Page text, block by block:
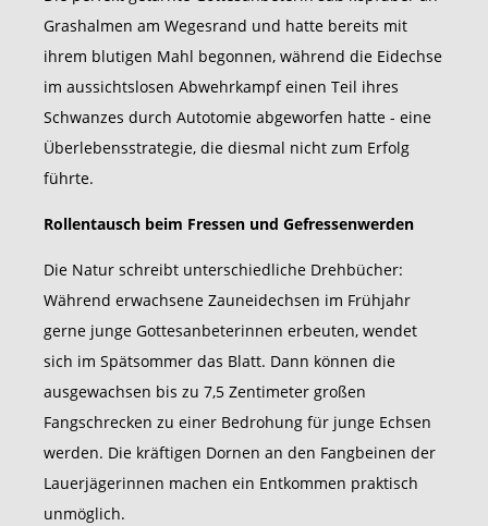
Grashalmen am Wegesrand und hatte bereits mit
ihrem blutigen Mahl begonnen, während die Eidechse
im aussichtslosen Abwehrkampf einen Teil ihres
Schwanzes durch Autotomie abgeworfen hatte - eine
Überlebensstrategie, die diesmal nicht zum Erfolg
führte.
Rollentausch beim Fressen und Gefressenwerden
Die Natur schreibt unterschiedliche Drehbücher:
Während erwachsene Zauneidechsen im Frühjahr
gerne junge Gottesanbeterinnen erbeuten, wendet
sich im Spätsommer das Blatt. Dann können die
ausgewachsen bis zu 7,5 Zentimeter großen
Fangschrecken zu einer Bedrohung für junge Echsen
werden. Die kräftigen Dornen an den Fangbeinen der
Lauerjägerinnen machen ein Entkommen praktisch
unmöglich.